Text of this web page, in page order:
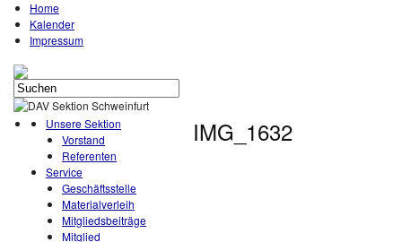
Home
Kalender
Impressum
Unsere Sektion
Vorstand
Referenten
Service
Geschäftsstelle
Materialverleih
Mitgliedsbeiträge
Mitglied
IMG_1632